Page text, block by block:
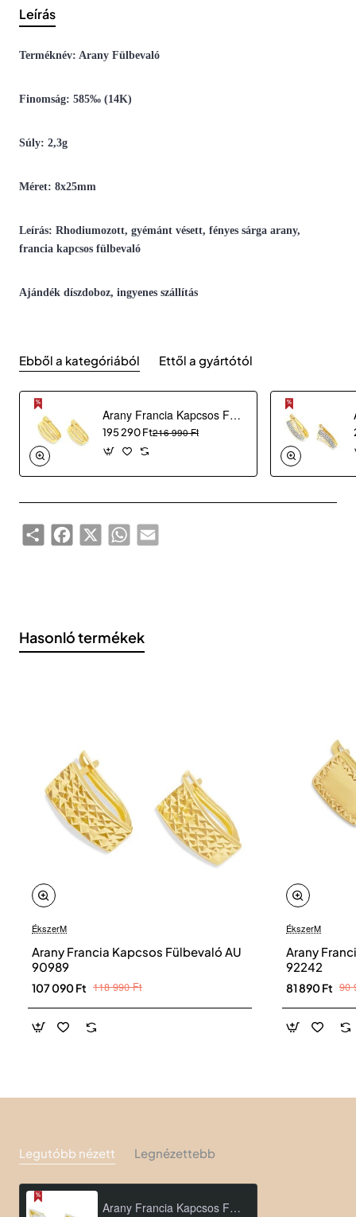
Leírás
Terméknév: Arany Fülbevaló
Finomság: 585‰ (14K)
Súly: 2,3g
Méret: 8x25mm
Leírás: Rhodiumozott, gyémánt vésett, fényes sárga arany,
francia kapcsos fülbevaló
Ajándék díszdoboz, ingyenes szállítás
Ebből a kategóriából Ettől a gyártótól
Arany Francia Kapcsos Fülbevaló AU 48355
195 290 Ft216 990 Ft
ShareFacebook
X WhatsAppEmail
Hasonló termékek
ÉkszerM
Arany Francia Kapcsos Fülbevaló AU
90989
107 090 Ft 118 990 Ft
ÉkszerM
Arany
92242
81 890 Ft 90
Legutóbb nézett Legnézettebb
Arany Francia Kapcsos Fülbevaló AU 94109